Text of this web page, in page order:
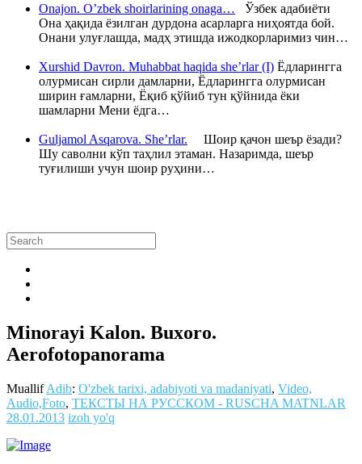
Onajon. O’zbek shoirlarining onaga… Ўзбек адабиёти
Она ҳақида ёзилган дурдона асарларга ниҳоятда бой.
Онани улуғлашда, мадҳ этишда ижодкорларимиз чин…
Xurshid Davron. Muhabbat haqida she’rlar (I) Ёдларингга
олурмисан сирли дамларни, Ёдларингга олурмисан
ширин ғамларни, Ёқиб қўйиб тун қўйнида ёки
шамларни Мени ёдга…
Guljamol Asqarova. She’rlar. Шоир қачон шеър ёзади?
Шу саволни кўп таҳлил этаман. Назаримда, шеър
туғилиши учун шоир руҳини…
Minorayi Kalon. Buxoro.
Aerofotopanorama
MuallifAdib: O'zbek tarixi, adabiyoti va madaniyati, Video,
Audio,Foto, ТЕКСТЫ НА РУССКОМ - RUSCHA MATNLAR
28.01.2013 izoh yo'q